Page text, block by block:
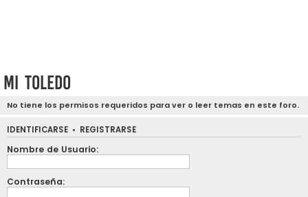
Mi Toledo
No tiene los permisos requeridos para ver o leer temas en este foro.
IDENTIFICARSE • REGISTRARSE
Nombre de Usuario:
Contraseña: